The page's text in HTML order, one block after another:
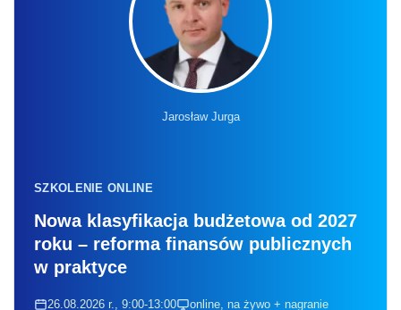
Jarosław Jurga
SZKOLENIE ONLINE
Nowa klasyfikacja budżetowa od 2027
roku – reforma finansów publicznych
w praktyce
26.08.2026 r., 9:00-13:00 online, na żywo + nagranie